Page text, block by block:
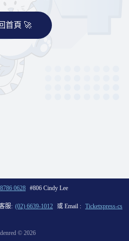
首頁 🚀
0628 #806 Cindy Lee
服: (02) 6639-1012 或 Email : Ticketxpress-cs
© 2026